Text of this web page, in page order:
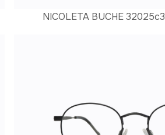
NICOLETA BUCHE 32025c3